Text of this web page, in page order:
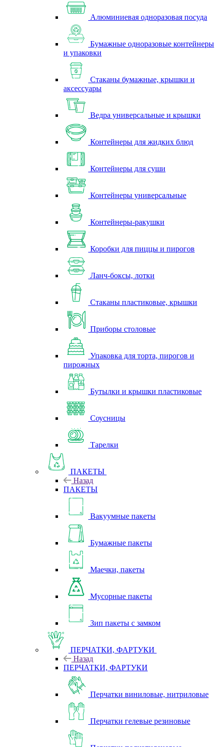
Алюминиевая одноразовая посуда
Бумажные одноразовые контейнеры
и упаковки
Стаканы бумажные, крышки и
аксессуары
Ведра универсальные и крышки
Контейнеры для жидких блюд
Контейнеры для суши
Контейнеры универсальные
Контейнеры-ракушки
Коробки для пиццы и пирогов
Ланч-боксы, лотки
Стаканы пластиковые, крышки
Приборы столовые
Упаковка для торта, пирогов и
пирожных
Бутылки и крышки пластиковые
Соусницы
Тарелки
ПАКЕТЫ
Назад
ПАКЕТЫ
Вакуумные пакеты
Бумажные пакеты
Маечки, пакеты
Мусорные пакеты
Зип пакеты с замком
ПЕРЧАТКИ, ФАРТУКИ
Назад
ПЕРЧАТКИ, ФАРТУКИ
Перчатки виниловые, нитриловые
Перчатки гелевые резиновые